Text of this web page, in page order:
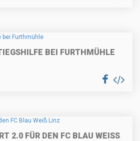
BEI FURTHMÜHLE
2.0 FÜR DEN FC BLAU WEISS L